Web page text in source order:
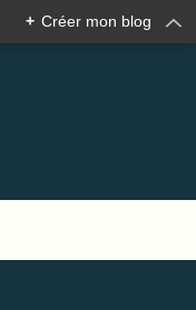
+ Créer mon blog